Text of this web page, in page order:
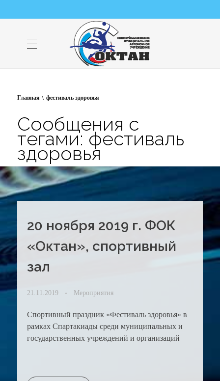
НМАУ "ФОК "ОКТАН" | Официальный сайт
НМАУ "ФОК"ОКТАН". Центр спорта, оздоровления и закаливания. Тел. 8 (84635) 9-68-79
Главная фестиваль здоровья
Сообщения с
тегами: фестиваль
здоровья
20 ноября 2019 г. ФОК
«Октан», спортивный
зал
21.11.2019 Мероприятия
Спортивный праздник «Фестиваль здоровья» в
рамках Спартакиады среди муниципальных и
государственных учреждений и организаций